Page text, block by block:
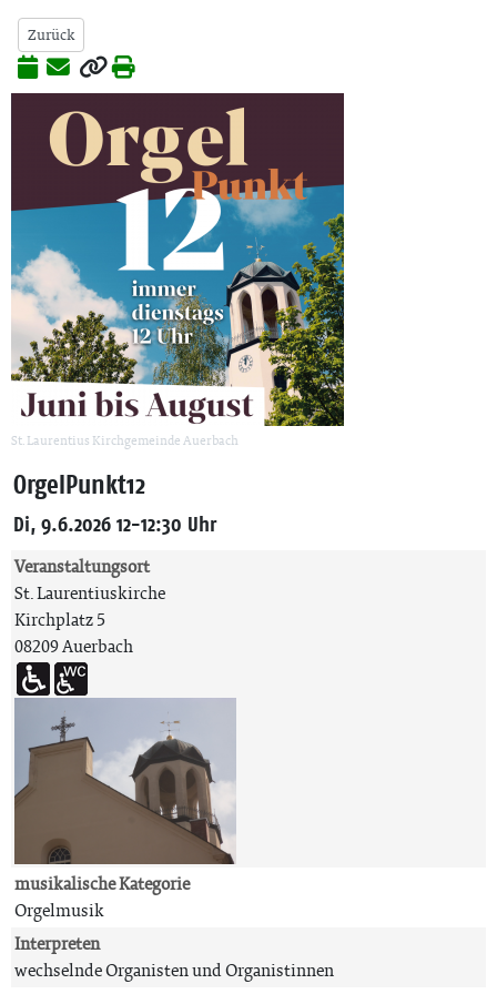
Zurück
St. Laurentius Kirchgemeinde Auerbach
OrgelPunkt12
Di, 9.6.2026 12-12:30 Uhr
Veranstaltungsort
St. Laurentiuskirche
Kirchplatz 5
08209 Auerbach
musikalische Kategorie
Orgelmusik
Interpreten
wechselnde Organisten und Organistinnen